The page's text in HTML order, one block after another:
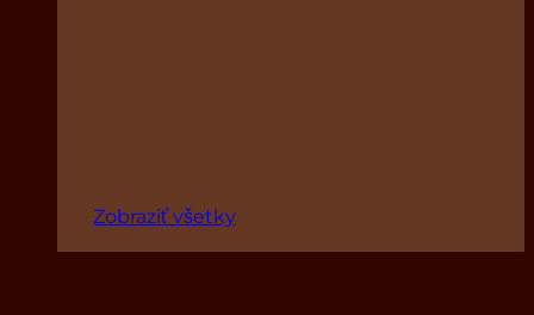
Zobraziť všetky